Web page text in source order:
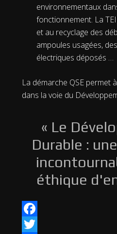
environnementaux
fonctionnement. La
et au recyclage des
ampoules usagées,
électriques déposés …
La démarche QSE permet
dans la voie du
« Le
Durable :
éthique
Facebook